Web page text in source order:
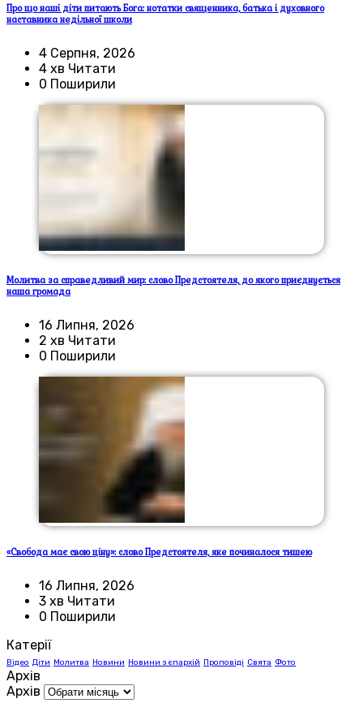
Про що наші діти питають Бога: нотатки священника, батька і духовного
наставника недільної школи
4 Серпня, 2026
4 хв Читати
0 Поширили
Молитва за справедливий мир: слово Предстоятеля, до якого приєднується
наша громада
16 Липня, 2026
2 хв Читати
0 Поширили
«Свобода має свою ціну»: слово Предстоятеля, яке починалося тишею
16 Липня, 2026
3 хв Читати
0 Поширили
Катерії
Відео Діти Молитва Новини Новини з єпархій Проповіді Свята Фото
Архів
Архів